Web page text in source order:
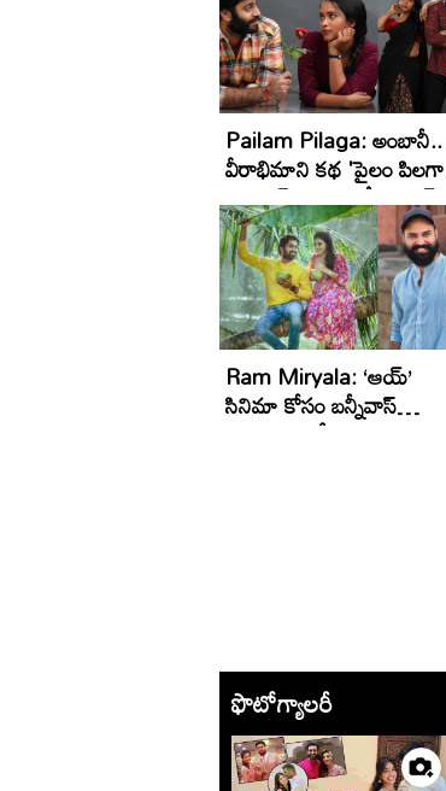
Pailam Pilaga: అంబానీ..
వీరాభిమాని క‌థ 'పైలం పిలగా' !
ఫస్ట్ లుక్ విడుద‌ల చేసిన రామ్
మిర్యాల‌
Ram Miryala: ‘ఆయ్’
సినిమా కోసం బన్నీవాస్
పిలిచారు.. నో చెబుదామనుకున్నా
ఫొటోగ్యాలరీ